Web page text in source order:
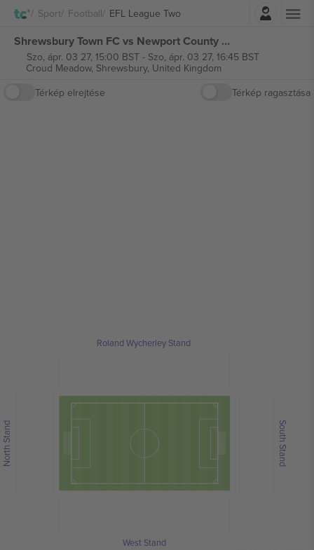
Sport Football EFL League TwoBelépés
Shrewsbury Town FC vs Newport County AFC EFL League Two jegyek
Szo, ápr. 03 27, 15:00 BST- Szo, ápr. 03 27, 16:45 BST
Croud Meadow, Shrewsbury, United Kingdom
Térkép elrejtése
Térkép ragasztása
Roland Wycherley Stand
South Stand
West Stand
North Stand